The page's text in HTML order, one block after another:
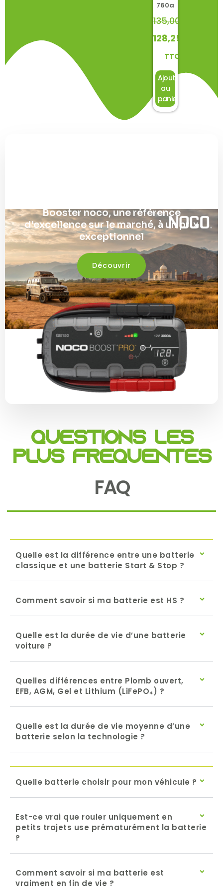
760a
135,00
128,25
TTC
Ajouter
au
panier
Booster noco, une référence
d'excellence sur le marché, à un prix
exceptionnel
Découvrir
Questions les
plus fréquentes
FAQ
Quelle est la différence entre une batterie
classique et une batterie Start & Stop ?
Comment savoir si ma batterie est HS ?
Quelle est la durée de vie d’une batterie
voiture ?
Quelles différences entre Plomb ouvert,
EFB, AGM, Gel et Lithium (LiFePO₄) ?
Quelle est la durée de vie moyenne d’une
batterie selon la technologie ?
Quelle batterie choisir pour mon véhicule ?
Est-ce vrai que rouler uniquement en
petits trajets use prématurément la batterie
?
Comment savoir si ma batterie est
vraiment en fin de vie ?